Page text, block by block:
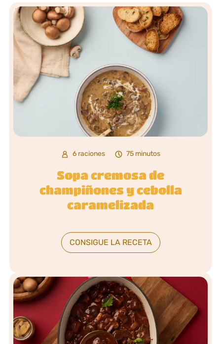
6 raciones 75 minutos
Sopa cremosa de
champiñones y cebolla
caramelizada
CONSIGUE LA RECETA